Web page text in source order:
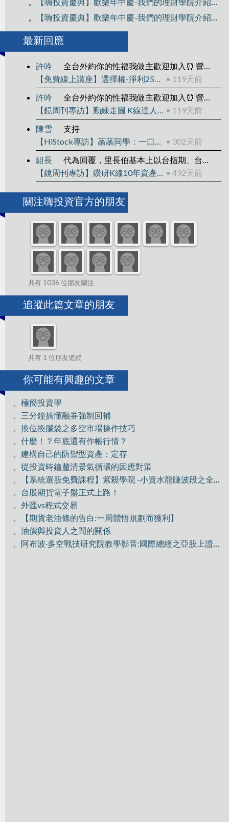
【嗨投資慶典】歡樂年中慶-我們的理財學院介紹Part1
最新回應
許吟
• 119天前
許吟
• 119天前
陳雪
支持
• 302天前
組長
• 492天前
關注嗨投資官方的朋友
共有 1036 位朋友關注
追蹤此篇文章的朋友
共有 1 位朋友追蹤
你可能有興趣的文章
。極簡投資學
。三分鐘搞懂融券強制回補
。換位換腦袋之多空市場操作技巧
。什麼！？年底還有作帳行情？
。建構自己的防禦型資產：定存
。從投資時鐘釐清景氣循環的因應對策
。台股期貨電子盤正式上路！
。外匯vs程式交易
。【期貨老油條的告白:一周體悟規劃而獲利】
。油價與投資人之間的關係